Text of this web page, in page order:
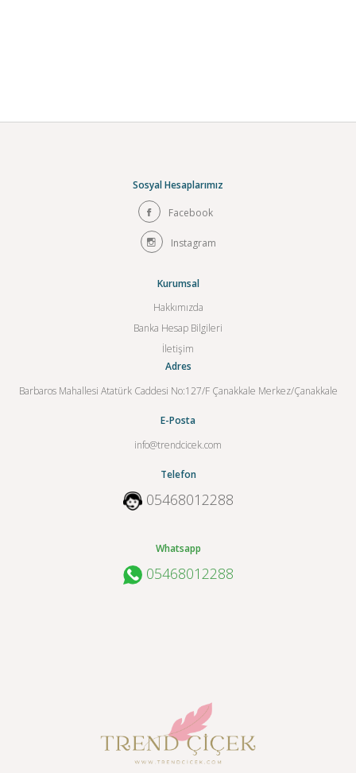
Sosyal Hesaplarımız
Facebook
Instagram
Kurumsal
Hakkımızda
Banka Hesap Bilgileri
İletişim
Adres
Barbaros Mahallesi Atatürk Caddesi No:127/F Çanakkale Merkez/Çanakkale
E-Posta
info@trendcicek.com
Telefon
05468012288
Whatsapp
05468012288